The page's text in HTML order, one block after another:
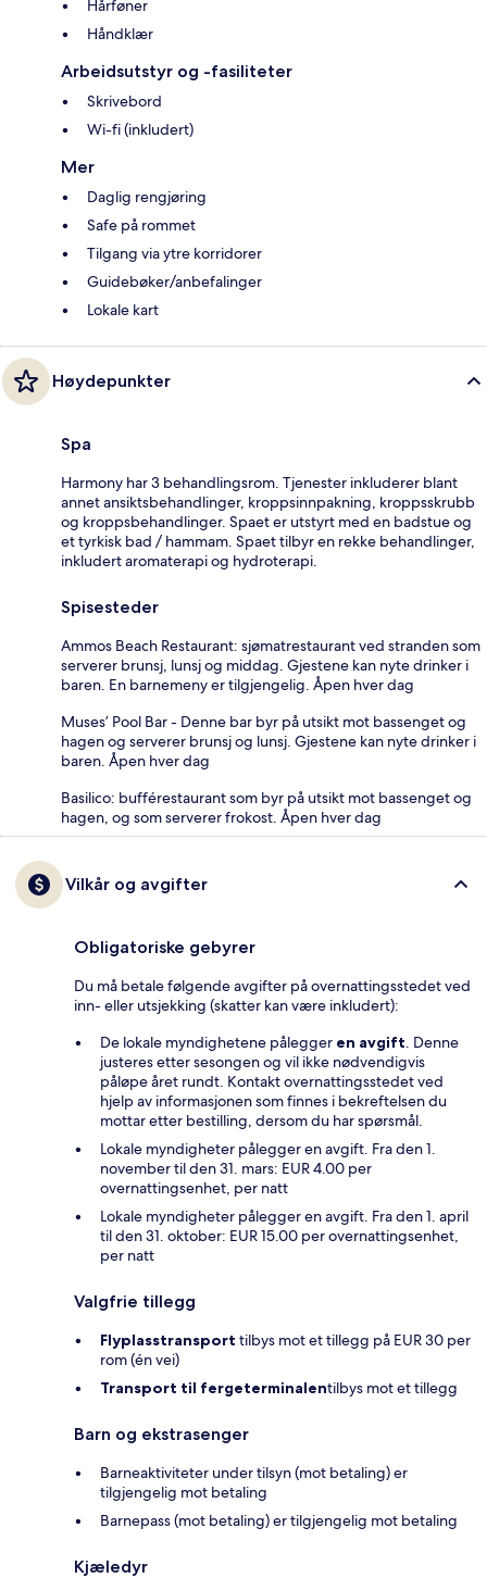
Hårføner
Håndklær
Arbeidsutstyr og -fasiliteter
Skrivebord
Wi-fi (inkludert)
Mer
Daglig rengjøring
Safe på rommet
Tilgang via ytre korridorer
Guidebøker/anbefalinger
Lokale kart
Høydepunkter
Spa
Harmony har 3 behandlingsrom. Tjenester inkluderer blant
annet ansiktsbehandlinger, kroppsinnpakning, kroppsskrubb
og kroppsbehandlinger. Spaet er utstyrt med en badstue og
et tyrkisk bad / hammam. Spaet tilbyr en rekke behandlinger,
inkludert aromaterapi og hydroterapi.
Spisesteder
Ammos Beach Restaurant: sjømatrestaurant ved stranden som
serverer brunsj, lunsj og middag. Gjestene kan nyte drinker i
baren. En barnemeny er tilgjengelig. Åpen hver dag
Muses’ Pool Bar - Denne bar byr på utsikt mot bassenget og
hagen og serverer brunsj og lunsj. Gjestene kan nyte drinker i
baren. Åpen hver dag
Basilico: bufférestaurant som byr på utsikt mot bassenget og
hagen, og som serverer frokost. Åpen hver dag
Vilkår og avgifter
Obligatoriske gebyrer
Du må betale følgende avgifter på overnattingsstedet ved
inn- eller utsjekking (skatter kan være inkludert):
De lokale myndighetene pålegger en avgift. Denne
justeres etter sesongen og vil ikke nødvendigvis
påløpe året rundt. Kontakt overnattingsstedet ved
hjelp av informasjonen som finnes i bekreftelsen du
mottar etter bestilling, dersom du har spørsmål.
Lokale myndigheter pålegger en avgift. Fra den 1.
november til den 31. mars: EUR 4.00 per
overnattingsenhet, per natt
Lokale myndigheter pålegger en avgift. Fra den 1. april
til den 31. oktober: EUR 15.00 per overnattingsenhet,
per natt
Valgfrie tillegg
Flyplasstransport tilbys mot et tillegg på EUR 30 per
rom (én vei)
Transport til fergeterminalentilbys mot et tillegg
Barn og ekstrasenger
Barneaktiviteter under tilsyn (mot betaling) er
tilgjengelig mot betaling
Barnepass (mot betaling) er tilgjengelig mot betaling
Kjæledyr